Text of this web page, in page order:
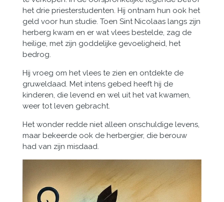
het drie priesterstudenten. Hij ontnam hun ook het
geld voor hun studie. Toen Sint Nicolaas langs zijn
herberg kwam en er wat vlees bestelde, zag de
heilige, met zijn goddelijke gevoeligheid, het
bedrog.
Hij vroeg om het vlees te zien en ontdekte de
gruweldaad. Met intens gebed heeft hij de
kinderen, die levend en wel uit het vat kwamen,
weer tot leven gebracht.
Het wonder redde niet alleen onschuldige levens,
maar bekeerde ook de herbergier, die berouw
had van zijn misdaad.